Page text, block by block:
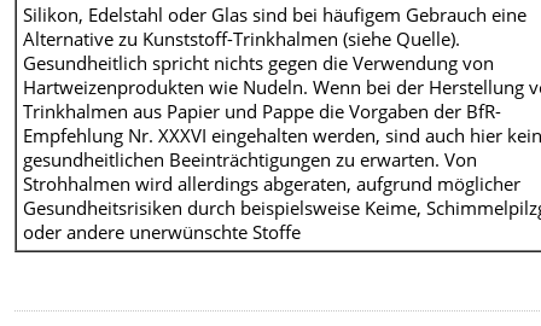
Silikon, Edelstahl oder Glas sind bei häufigem Gebrauch eine
Alternative zu Kunststoff-Trinkhalmen (siehe Quelle).
Gesundheitlich spricht nichts gegen die Verwendung von
Hartweizenprodukten wie Nudeln. Wenn bei der Herstellung
Trinkhalmen aus Papier und Pappe die Vorgaben der BfR-
Empfehlung Nr. XXXVI eingehalten werden, sind auch hier
gesundheitlichen Beeinträchtigungen zu erwarten. Von
Strohhalmen wird allerdings abgeraten, aufgrund möglicher
Gesundheitsrisiken durch beispielsweise Keime,
oder andere unerwünschte Stoffe